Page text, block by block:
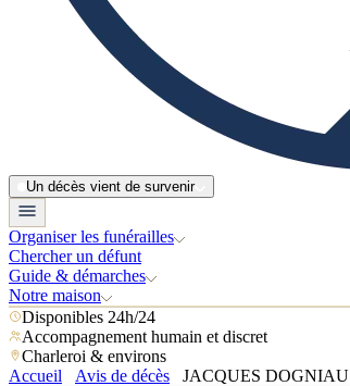
Un décès vient de survenir
Organiser les funérailles
Chercher un défunt
Guide & démarches
Notre maison
Disponibles 24h/24
Accompagnement humain et discret
Charleroi & environs
Accueil
Avis de décès JACQUES DOGNIAU